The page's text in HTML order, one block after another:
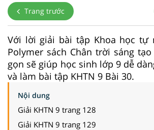
Trang trước
Với lời giải bài tập Khoa học tự
Polymer sách Chân trời sáng
gọn sẽ giúp học sinh lớp 9 dễ
và làm bài tập KHTN 9 Bài 30.
Nội dung
Giải KHTN 9 trang 128
Giải KHTN 9 trang 129